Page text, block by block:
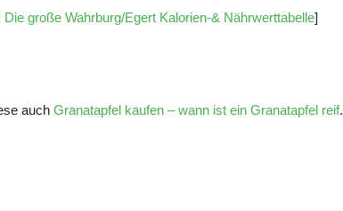
Die große Wahrburg/Egert Kalorien-& Nährwerttabelle]
auch Granatapfel kaufen – wann ist ein Granatapfel reif.